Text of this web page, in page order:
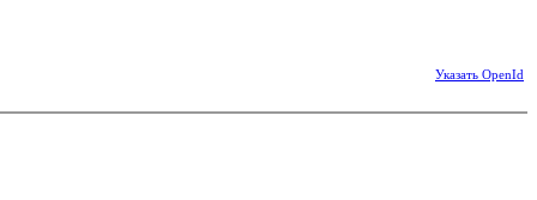
Указать OpenId